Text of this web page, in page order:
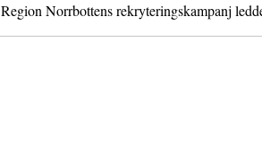
Region Norrbottens rekryteringskampanj